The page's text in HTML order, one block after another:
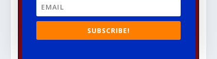
SUBSCRIBE!